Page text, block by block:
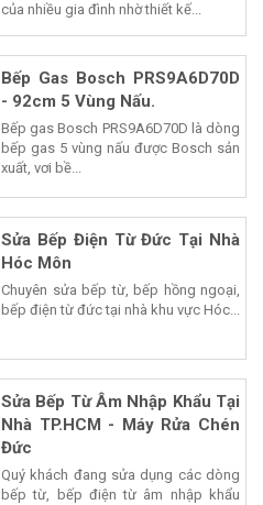
của nhiều gia đình nhờ thiết kế...
Bếp Gas Bosch PRS9A6D70D
- 92cm 5 Vùng Nấu.
Bếp gas Bosch PRS9A6D70D là dòng
bếp gas 5 vùng nấu được Bosch sản
xuất, vơi bề...
Sửa Bếp Điện Từ Đức Tại Nhà
Hóc Môn
Chuyên sửa bếp từ, bếp hồng ngoại,
bếp điện từ đức tại nhà khu vực Hóc...
Sửa Bếp Từ Âm Nhập Khẩu Tại
Nhà TP.HCM - Máy Rửa Chén
Đức
Quý khách đang sửa dụng các dòng
bếp từ, bếp điện từ âm nhập khẩu